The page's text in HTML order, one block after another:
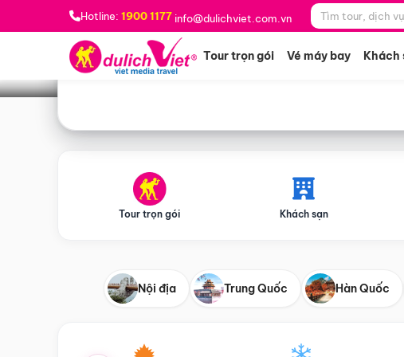
Hotline: 1900 1177 info@dulichviet.com.vn
Tour trọn gói Vé máy bay Khách
Bạn muốn đi đâu? *
Tour trọn gói Khách sạn
Nội địa Trung Quốc Hàn Quốc